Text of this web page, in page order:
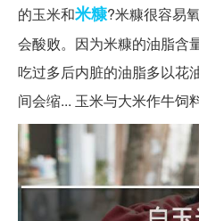
的玉米和米糠?米糠很容易
会酸败。因为米糠的油脂含
吃过多后内脏的油脂多以花
间会缩... 玉米与大米作牛饲